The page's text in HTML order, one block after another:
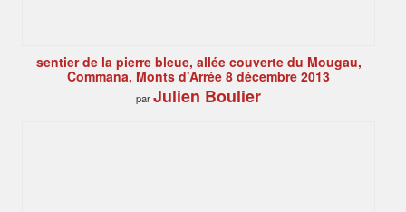
sentier de la pierre bleue, allée couverte du Mougau,
Commana, Monts d'Arrée 8 décembre 2013
parJulien Boulier